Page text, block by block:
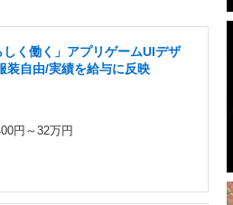
しく働く」アプリゲームUIデザ
装自由/実績を給与に反映
円～32万円